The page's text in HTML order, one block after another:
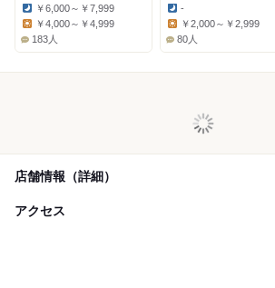
Dinner:
￥6,000～￥7,999
￥4,000～￥4,999
183人
Dinner:
-
Lunch:
￥2,000～￥2,999
80人
店舗情報（詳細）
アクセス